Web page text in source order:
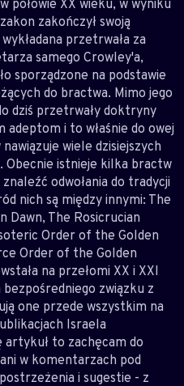
połowie XX wieku, w wyniku
zakończył swoją
przetrwała za
samego Crowley'a,
sporządzone na podstawie
do bractwa. Mimo jego
dziś przetrwały doktryny
i to właśnie do owej
wiele dzisiejszych
istnieje kilka bractw
odwołania do tradycji
nich są między innymi: The
The Rosicrucian
Order of the Golden
Order of the Golden
na przełomi XX i XXl
związku z
one przede wszystkim na
Israela
artykuł to zachęcam do
w komentarzach pod
i sugestie - z